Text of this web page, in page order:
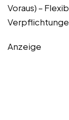
Voraus) –
Anzeige